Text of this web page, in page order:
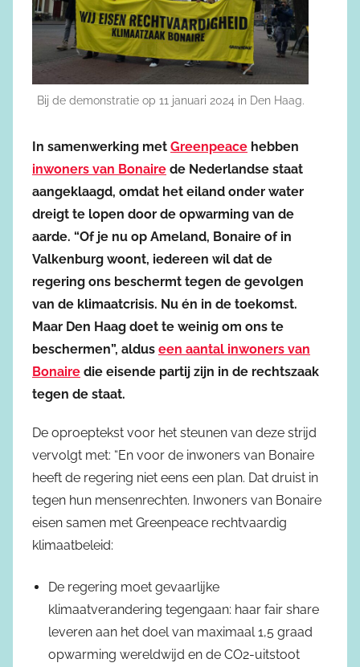
Bij de demonstratie op 11 januari 2024 in Den Haag.
In samenwerking met Greenpeace hebben
inwoners van Bonaire de Nederlandse staat
aangeklaagd, omdat het eiland onder water
dreigt te lopen door de opwarming van de
aarde. “Of je nu op Ameland, Bonaire of in
Valkenburg woont, iedereen wil dat de
regering ons beschermt tegen de gevolgen
van de klimaatcrisis. Nu én in de toekomst.
Maar Den Haag doet te weinig om ons te
beschermen”, aldus een aantal inwoners van
Bonaire die eisende partij zijn in de rechtszaak
tegen de staat.
De oproeptekst voor het steunen van deze strijd
vervolgt met: “En voor de inwoners van Bonaire
heeft de regering niet eens een plan. Dat druist in
tegen hun mensenrechten. Inwoners van Bonaire
eisen samen met Greenpeace rechtvaardig
klimaatbeleid:
De regering moet gevaarlijke
klimaatverandering tegengaan: haar fair share
leveren aan het doel van maximaal 1,5 graad
opwarming wereldwijd en de CO2-uitstoot